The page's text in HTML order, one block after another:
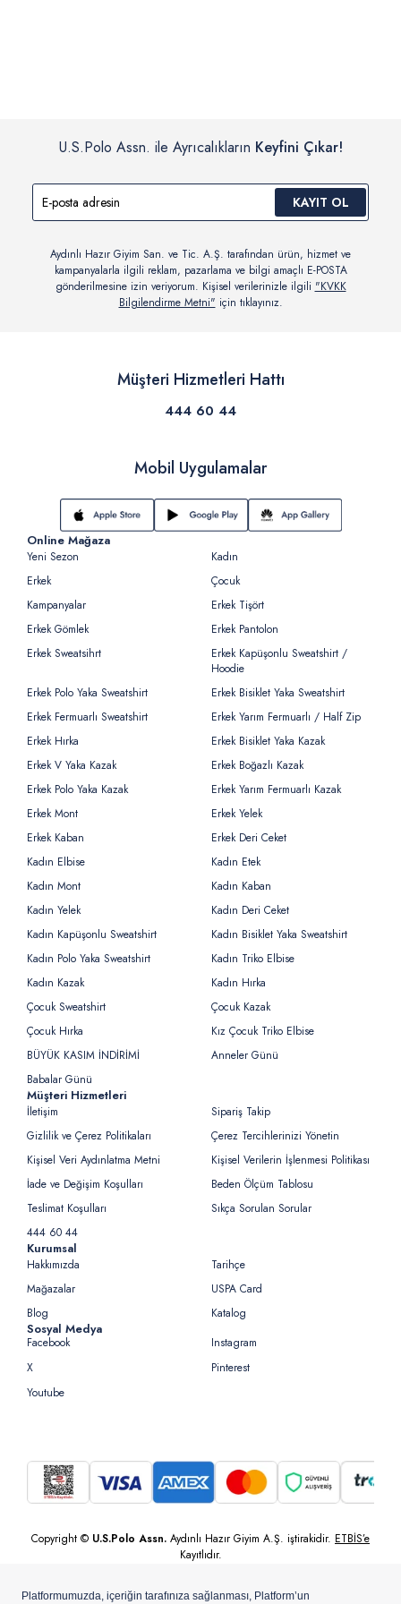
U.S.Polo Assn. ile Ayrıcalıkların Keyfini Çıkar!
KAYIT OL
Aydınlı Hazır Giyim San. ve Tic. A.Ş. tarafından ürün, hizmet ve
kampanyalarla ilgili reklam, pazarlama ve bilgi amaçlı E-POSTA
gönderilmesine izin veriyorum. Kişisel verilerinizle ilgili "KVKK
Bilgilendirme Metni" için tıklayınız.
Müşteri Hizmetleri Hattı
444 60 44
Mobil Uygulamalar
Online Mağaza
Yeni Sezon
Kadın
Erkek
Çocuk
Kampanyalar
Erkek Tişört
Erkek Gömlek
Erkek Pantolon
Erkek Sweatsihrt
Erkek Kapüşonlu Sweatshirt /
Hoodie
Erkek Polo Yaka Sweatshirt
Erkek Bisiklet Yaka Sweatshirt
Erkek Fermuarlı Sweatshirt
Erkek Yarım Fermuarlı / Half Zip
Erkek Hırka
Erkek Bisiklet Yaka Kazak
Erkek V Yaka Kazak
Erkek Boğazlı Kazak
Erkek Polo Yaka Kazak
Erkek Yarım Fermuarlı Kazak
Erkek Mont
Erkek Yelek
Erkek Kaban
Erkek Deri Ceket
Kadın Elbise
Kadın Etek
Kadın Mont
Kadın Kaban
Kadın Yelek
Kadın Deri Ceket
Kadın Kapüşonlu Sweatshirt
Kadın Bisiklet Yaka Sweatshirt
Kadın Polo Yaka Sweatshirt
Kadın Triko Elbise
Kadın Kazak
Kadın Hırka
Çocuk Sweatshirt
Çocuk Kazak
Çocuk Hırka
Kız Çocuk Triko Elbise
BÜYÜK KASIM İNDİRİMİ
Anneler Günü
Babalar Günü
Müşteri Hizmetleri
İletişim
Sipariş Takip
Gizlilik ve Çerez Politikaları
Çerez Tercihlerinizi Yönetin
Kişisel Veri Aydınlatma Metni
Kişisel Verilerin İşlenmesi Politikası
İade ve Değişim Koşulları
Beden Ölçüm Tablosu
Teslimat Koşulları
Sıkça Sorulan Sorular
444 60 44
Kurumsal
Hakkımızda
Tarihçe
Mağazalar
USPA Card
Blog
Katalog
Sosyal Medya
Facebook
Instagram
X
Pinterest
Youtube
Copyright © U.S.Polo Assn. Aydınlı Hazır Giyim A.Ş. iştirakidir. ETBİS’e
Kayıtlıdır.